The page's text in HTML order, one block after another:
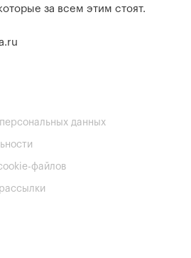
за всем этим стоят.
данных
файлов